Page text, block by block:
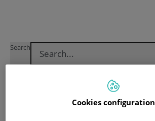
Jump
content
Language
Search
Cookies configuration